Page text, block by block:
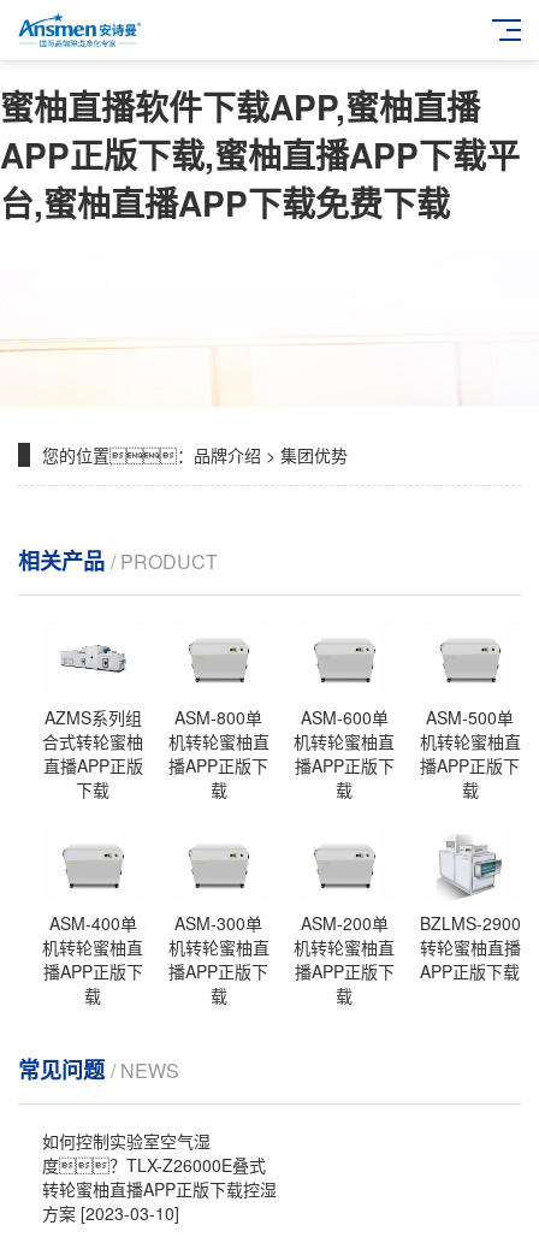
蜜柚直播软件下载APP,蜜柚直播
APP正版下载,蜜柚直播APP下载平
台,蜜柚直播APP下载免费下载
您的位置： 品牌介绍 > 集团优势
相关产品 / PRODUCT
AZMS系列组
合式转轮蜜柚
直播APP正版
下载
ASM-800单
机转轮蜜柚直
播APP正版下
载
ASM-600单
机转轮蜜柚直
播APP正版下
载
ASM-500单
机转轮蜜柚直
播APP正版下
载
ASM-400单
机转轮蜜柚直
播APP正版下
载
ASM-300单
机转轮蜜柚直
播APP正版下
载
ASM-200单
机转轮蜜柚直
播APP正版下
载
BZLMS-2900
转轮蜜柚直播
APP正版下载
常见问题/ NEWS
如何控制实验室空气湿
度？TLX-Z26000E叠式
转轮蜜柚直播APP正版下载控湿
方案 [2023-03-10]